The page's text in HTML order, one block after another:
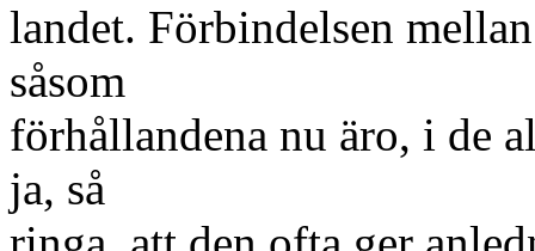
landet. Förbindelsen
såsom
förhållandena nu äro, i de
ja, så